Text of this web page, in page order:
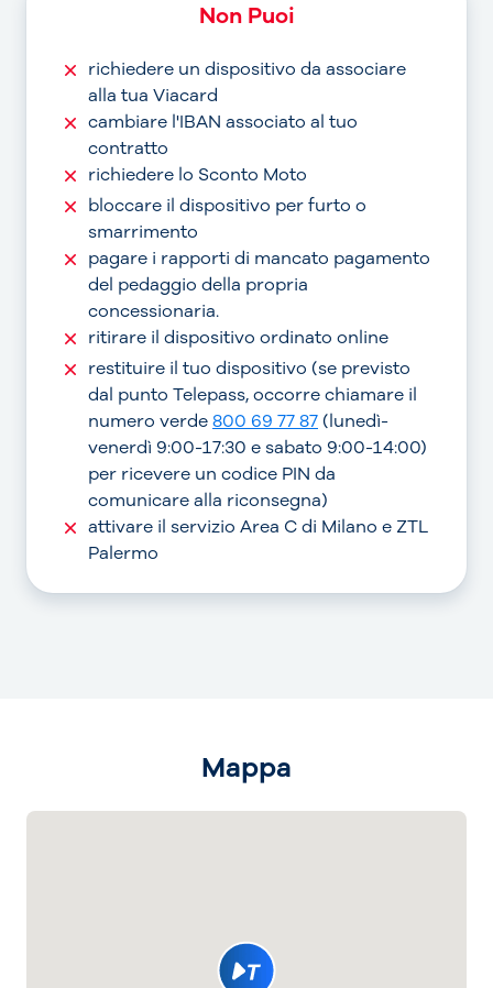
Non Puoi
richiedere un dispositivo da associare
alla tua Viacard
cambiare l'IBAN associato al tuo
contratto
richiedere lo Sconto Moto
bloccare il dispositivo per furto o
smarrimento
pagare i rapporti di mancato pagamento
del pedaggio della propria
concessionaria.
ritirare il dispositivo ordinato online
restituire il tuo dispositivo (se previsto
dal punto Telepass, occorre chiamare il
numero verde800 69 77 87(lunedì-
venerdì 9:00-17:30 e sabato 9:00-14:00)
per ricevere un codice PIN da
comunicare alla riconsegna)
attivare il servizio Area C di Milano e ZTL
Palermo
Mappa